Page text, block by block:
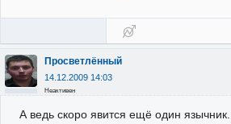
Просветлённый
14.12.2009 14:03
Неактивен
А ведь скоро явится ещё один язычник...